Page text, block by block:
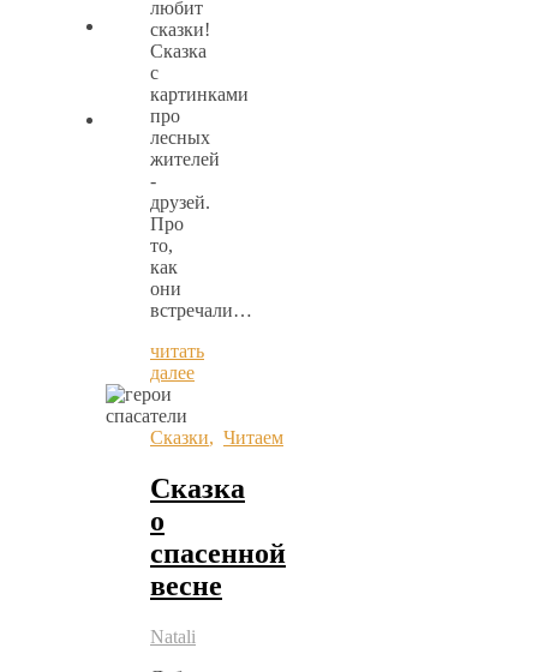
любит
сказки!
Сказка
с
картинками
про
лесных
жителей
-
друзей.
Про
то,
как
они
встречали…
читать
далее
Сказки, Читаем
Сказка
о
спасенной
весне
Natali